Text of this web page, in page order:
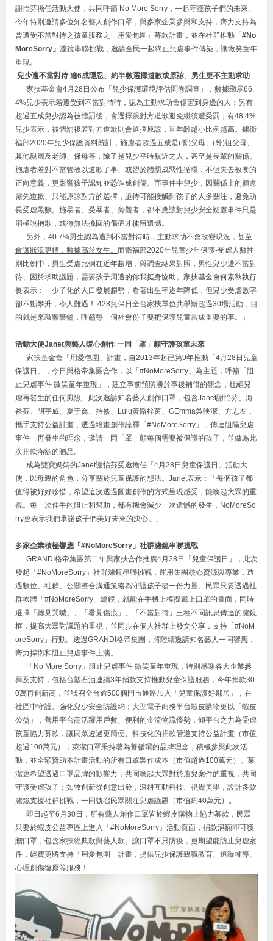
謝怡芬擔任活動大使，共同呼籲 No More Sorry，一起守護孩子們的未來。
今年特別邀請多位知名藝人創作口罩，與多家企業參與和支持，齊力支持為
曾遭受不當對待之孩童服務之「用愛包圍」募款計畫，並在社群推動 「#No
MoreSorry」 濾鏡串聯挑戰，邀請全民一起終止兒虐事件傳染，讓微笑童年
重現。
兒少遭不當對待 逾6成隱忍、約半數選擇道歉或原諒、男生更不主動求助
家扶基金會4月28日公布「兒少保護環境評估問卷調查」，數據顯示66.
4%兒少表示若遭受到不當對待時，認為主動求助會傷害到身邊的人；另有
超過五成兒少認為被體罰後，會選擇跟對方道歉避免繼續遭受罰；有48.4%
兒少表示，被體罰後若對方道歉則會選擇原諒，且年齡越小比例越高。據衛
福部2020年兒少保護資料統計，施虐者超過五成是(養)父母、(外)祖父母、
其他親屬及老師、保母等，除了是兒少平時親近之人，甚至是長輩的關係。
施虐者若對不當管教以道歉了事、或習於體罰成惡性循環，不但失去教養的
正向意義，更影響孩子認知並恐造成創傷。而事件中兒少，因關係上的顧慮
需先道歉、只能原諒對方的選擇，亟待可能接觸到孩子的人多關注，避免助
長受虐黑數。施暴者、受暴者、旁觀者，都不應該對兒少安全疑慮事件只是
消極說抱歉，或待無法挽回的傷痛才徒留遺憾。
另外，40.7%男生認為遭到不當對待時，主動求助不會改變現況，甚至
會讓狀況更糟，數據高於女生。 而衛福部2020年兒童少年保護-受虐人數性
別比例中，男生受虐比例在近年趨增，與調查結果對照，男性兒少遭不當對
待、困於求助議題，需要孩子周遭的你我挺身協助。家扶基金會何素秋執行
長表示：「少子化的人口發展趨勢，看著出生率逐年降低，但兒少受虐數字
卻不斷攀升，令人難過！ 428兒保日全台家扶單位共舉辦超過30場活動，目
的就是來敲響警鐘，呼籲每一個社會份子要把保護兒童當成重要的事。」
活動大使Janet與藝人暖心創作 一同「罩」顧守護孩童未來
家扶基金會「用愛包圍」計畫，自2013年起已第9年推動「4月28日兒童
保護日」，今日與格帝集團合作，以「#NoMoreSorry」為主題，呼籲「阻
止兒虐事件 微笑童年重現」，建立事前預防勝於事後補償的觀念，杜絕兒
虐再發生的任何風險。此次邀請知名藝人創作口罩，包含Janet謝怡芬、海
裕芬、胡宇威、夏于喬、持修、Lulu黃路梓茵、GEmma吳映潔、方志友，
攜手支持公益計畫，透過繪畫創作詮釋「#NoMoreSorry」，傳達阻隔兒虐
事件一再發生的理念，邀請一同「罩」顧每個需要被保護的孩子，並做為此
次捐款滿額的贈品。
成為雙寶媽媽的Janet謝怡芬受邀擔任「4月28日兒童保護日」活動大
使，以母親的角色，分享關於兒童保護的想法。Janet表示：「每個孩子都
值得被好好珍惜，希望這次透過圖畫創作的方式呈現感受，能喚起大眾的重
視。每一次伸手的阻止和幫助，都有機會減少一次遺憾的發生，NoMoreSo
rry更表示我們承諾孩子們美好未來的決心。」
多家企業積極響應「#NoMoreSorry」社群濾鏡串聯挑戰
GRANDI格帝集團第二年與家扶合作推廣4月28日「兒童保護日」，此次
發起「#NoMoreSorry」社群濾鏡串聯挑戰，運用集團核心資源與專業，透
過數位、社群、公關整合溝通策略為守護孩子盡一份力量。民眾只要透過社
群軟體「#NoMoreSorry」濾鏡，就能在手機上模擬戴上口罩的畫面，同時
選擇「聽見哭喊」、「看見傷痕」、「不當對待」三種不同訊息傳達的濾鏡
框，提高大眾對議題的重視，並同步在個人社群上發文分享，支持「#NoM
oreSorry」行動。透過GRANDI格帝集團，將陸續邀請知名藝人一同響應，
齊力捍衛和阻止兒虐事件上演。
「No More Sorry」阻止兒虐事件 微笑童年重現，特別感謝各大企業參
與及支持，包括台塑石油連續3年捐款支持推動兒童保護服務，今年捐款30
0萬再創新高，並號召全台逾500個門市通路加入「兒童保護好鄰居」，在
社區中守護、強化兒少安全防護網；大型電子商務平台蝦皮購物更以「蝦皮
公益」，善用平台高活躍用戶數、便利的金流物流優勢，傾平台之力為受虐
孩童協力募款，讓民眾透過更簡便、科技化的捐款管道支持公益計畫（市值
超過100萬元）；萊潔口罩秉持著為善循環的品牌理念，積極參與此次活
動，並全額贊助本計畫活動的所有口罩製作成本（市值超過100萬元）。萊
潔更希望透過口罩品牌的影響力，共同喚起大眾對於虐兒案件的重視，共同
守護受虐孩子；如牧創新從創意出發，深耕互動科技、視覺美學，設計多款
濾鏡支援社群挑戰，一同號召民眾關注兒虐議題（市值約40萬元）。
即日起至6月30日，所有藝人創作口罩皆於蝦皮購物上協力募款，民眾
只要於蝦皮公益專區上進入「#NoMoreSorry」活動頁面，捐款滿額即可獲
贈口罩，包含家扶經典款與藝人款。讓口罩不只防疫，更期望能防止兒虐案
件，經費更將支持「用愛包圍」計畫，提供兒少保護親職教育、追蹤輔導、
心理創傷復原等服務！